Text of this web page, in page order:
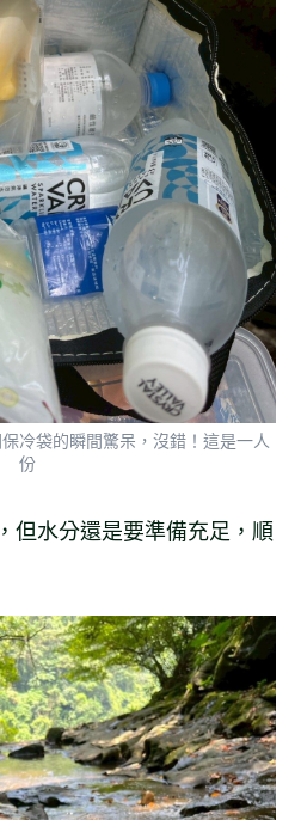
冷袋的瞬間驚呆，沒錯！這是一人
份
但水分還是要準備充足，順